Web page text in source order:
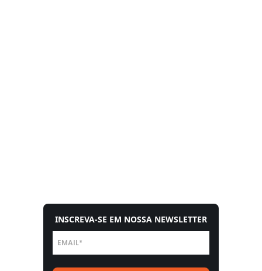
INSCREVA-SE EM NOSSA NEWSLETTER